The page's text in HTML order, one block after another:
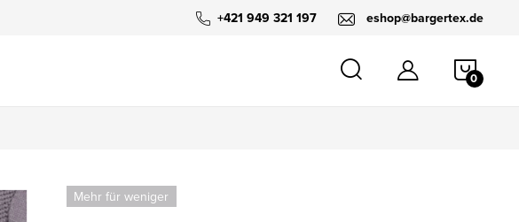
+421 949 321 197 eshop@bargertex.de
Mehr für weniger